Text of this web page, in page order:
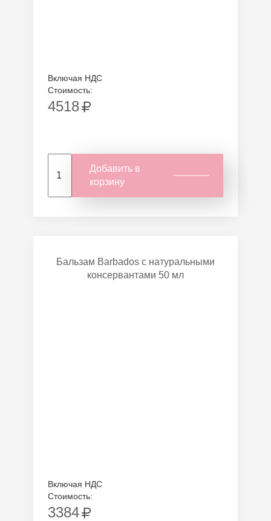
Включая НДС
Стоимость:
4518
Добавить в
корзину
Бальзам Barbados с натуральными
консервантами 50 мл
Включая НДС
Стоимость:
3384